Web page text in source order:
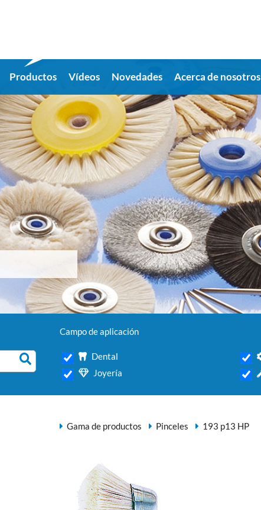
Productos Vídeos Novedades Acerca de nosotros
Campo de aplicación
Dental
Joyería
Gama de productos Pinceles 193 p13 HP